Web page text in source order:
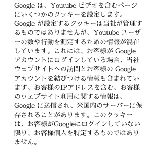
Google は、Youtube ビデオを含むページ
にいくつかのクッキーを設定します。
Google が設定するクッキーは当社が管理す
るものではありませんが、Youtube ユーザ
ーの数や行動を測定するための情報が混在
しています。これには、お客様が Google
アカウントにログインしている場合、当社
ウェブサイトへの訪問とお客様の Google
アカウントを結びつける情報も含まれてい
ます。お客様のIPアドレスを含む、お客様
のウェブサイト利用に関する情報は、
Google に送信され、米国内のサーバーに保
存されることがあります。このクッキー
は、お客様がGoogleにログインしていない
限り、お客様個人を特定するものではあり
ません。